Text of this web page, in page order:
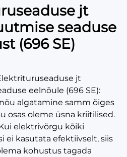
jt
seaduse
(696 SE)
jt
eelnõule (696 SE):
algatamine samm õiges
osas oleme üsna kriitilised.
elektrivõrgu kõiki
ei kasutata efektiivselt, siis
kohustus tagada